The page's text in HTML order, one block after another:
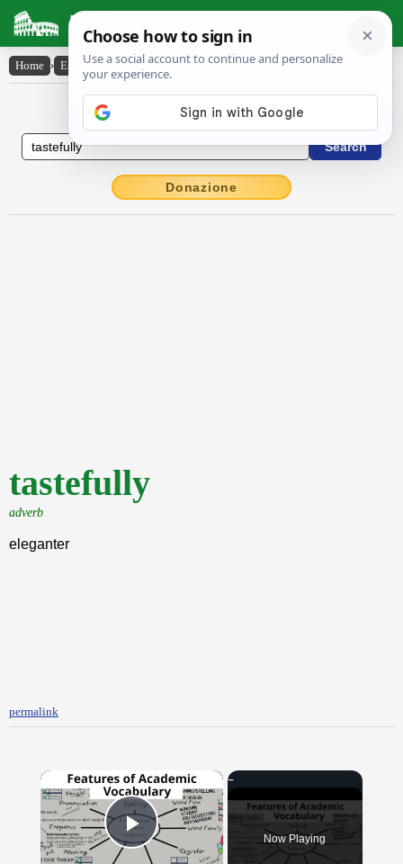
Latin Dictionary
Home › English-Latin › tastefully
English to Latin Dictionary
Donazione
tastefully
adverb
eleganter
permalink
×
Play Video Now Playing